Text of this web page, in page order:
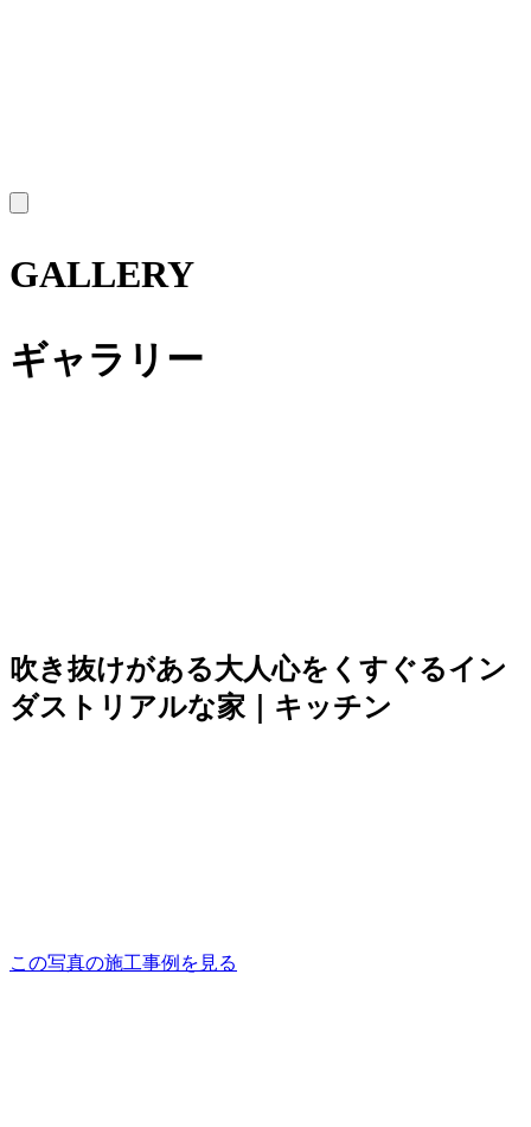
MENU
GALLERY
ギャラリー
吹き抜けがある大人心をくすぐるイン
ダストリアルな家｜キッチン
この写真の施工事例を見る